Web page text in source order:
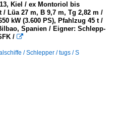
Kiel / ex Montoriol bis
/ Lüa 27 m, B 9,7 m, Tg 2,82 m /
kW (3.600 PS), Pfahlzug 45 t /
Spanien / Eigner: Schlepp-
/ 
/ Schlepper / tugs / S